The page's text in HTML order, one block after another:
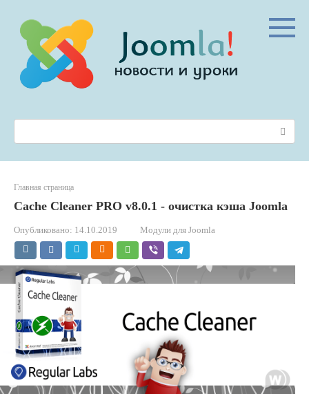
контенту
Главная страница
Cache Cleaner PRO v8.0.1 - очистка кэша Joomla
Опубликовано: 14.10.2019 Модули для Joomla